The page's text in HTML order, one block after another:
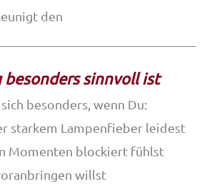
den
besonders sinnvoll ist
besonders, wenn Du:
starkem Lampenfieber leidest
Momenten blockiert fühlst
willst